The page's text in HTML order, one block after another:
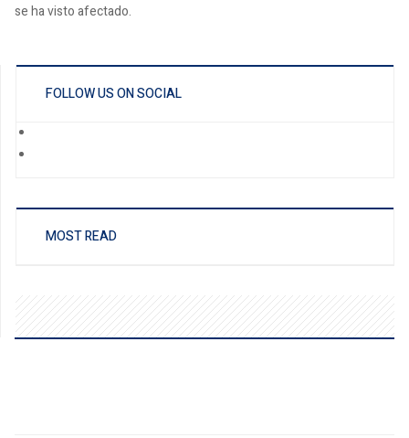
se ha visto afectado.
FOLLOW US ON SOCIAL
MOST READ